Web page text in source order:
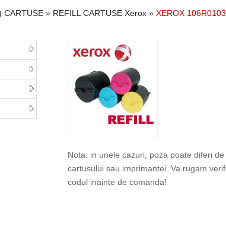
CARTUSE » REFILL CARTUSE Xerox » XEROX
Nota: in unele cazuri, poza poate diferi
cartusului sau imprimantei. Va rugam
codul inainte de comanda!